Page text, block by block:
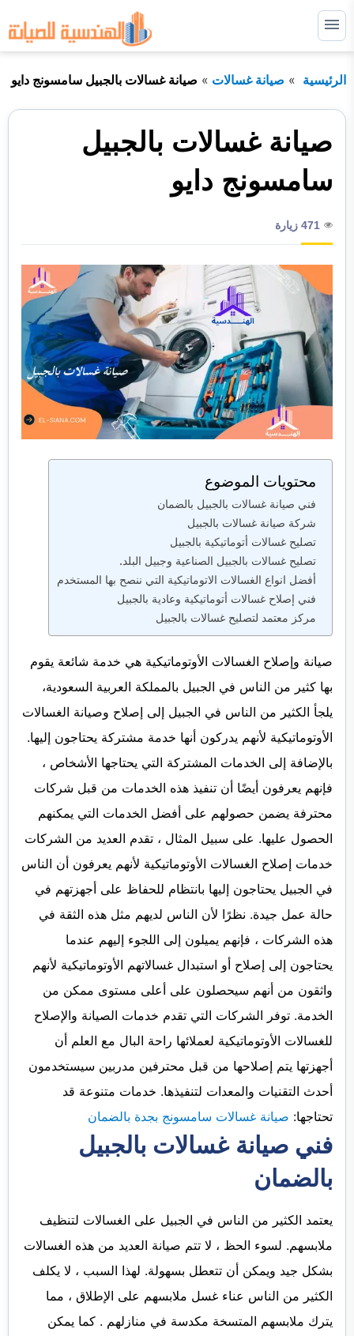
التجاوز
إلى القائمة
عن:
ابحث
صيانة غسالات
صيانة مكيفات
نصائح مهمة
الرئيسية صيانة غسالات صيانة غسالات بالجبيل سامسونج دايو
صيانة غسالات بالجبيل
سامسونج دايو
471 زيارة
محتويات الموضوع
فني صيانة غسالات بالجبيل بالضمان
شركة صيانة غسالات بالجبيل
تصليح غسالات أتوماتيكية بالجبيل
تصليح غسالات بالجبيل الصناعية وجبيل البلد.
أفضل انواع الغسالات الاتوماتيكية التي ننصح بها المستخدم
فني إصلاح غسالات أتوماتيكية وعادية بالجبيل
مركز معتمد لتصليح غسالات بالجبيل
صيانة وإصلاح الغسالات الأوتوماتيكية هي خدمة شائعة يقوم
بها كثير من الناس في الجبيل بالمملكة العربية السعودية،
يلجأ الكثير من الناس في الجبيل إلى إصلاح وصيانة الغسالات
الأوتوماتيكية لأنهم يدركون أنها خدمة مشتركة يحتاجون إليها.
بالإضافة إلى الخدمات المشتركة التي يحتاجها الأشخاص ،
فإنهم يعرفون أيضًا أن تنفيذ هذه الخدمات من قبل شركات
محترفة يضمن حصولهم على أفضل الخدمات التي يمكنهم
الحصول عليها. على سبيل المثال ، تقدم العديد من الشركات
خدمات إصلاح الغسالات الأوتوماتيكية لأنهم يعرفون أن الناس
في الجبيل يحتاجون إليها بانتظام للحفاظ على أجهزتهم في
حالة عمل جيدة. نظرًا لأن الناس لديهم مثل هذه الثقة في
هذه الشركات ، فإنهم يميلون إلى اللجوء إليهم عندما
يحتاجون إلى إصلاح أو استبدال غسالاتهم الأوتوماتيكية لأنهم
واثقون من أنهم سيحصلون على أعلى مستوى ممكن من
الخدمة. توفر الشركات التي تقدم خدمات الصيانة والإصلاح
للغسالات الأوتوماتيكية لعملائها راحة البال مع العلم أن
أجهزتها يتم إصلاحها من قبل محترفين مدربين سيستخدمون
أحدث التقنيات والمعدات لتنفيذها. خدمات متنوعة قد
تحتاجها: صيانة غسالات سامسونج بجدة بالضمان
فني صيانة غسالات بالجبيل
بالضمان
يعتمد الكثير من الناس في الجبيل على الغسالات لتنظيف
ملابسهم. لسوء الحظ ، لا تتم صيانة العديد من هذه الغسالات
بشكل جيد ويمكن أن تتعطل بسهولة. لهذا السبب ، لا يكلف
الكثير من الناس عناء غسل ملابسهم على الإطلاق ، مما
يترك ملابسهم المتسخة مكدسة في منازلهم . كما يمكن